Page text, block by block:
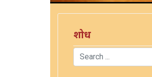
शोध
Search